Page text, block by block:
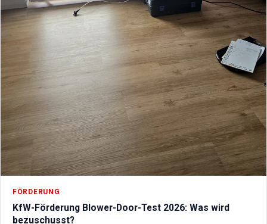
FÖRDERUNG
KfW-Förderung Blower-Door-Test 2026: Was wird
bezuschusst?